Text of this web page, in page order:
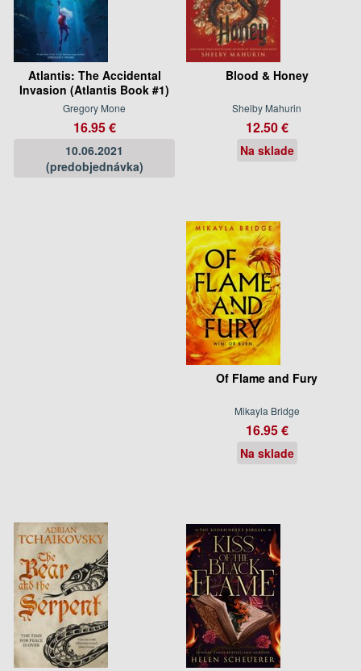
Atlantis: The Accidental
Invasion (Atlantis Book #1)
Gregory Mone
16.95 €
10.06.2021
(predobjednávka)
Blood & Honey
Shelby Mahurin
12.50 €
Na sklade
Of Flame and Fury
Mikayla Bridge
16.95 €
Na sklade